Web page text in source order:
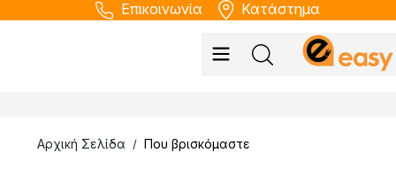
Επικοινωνία Κατάστημα
Αρχική Σελίδα / Που βρισκόμαστε